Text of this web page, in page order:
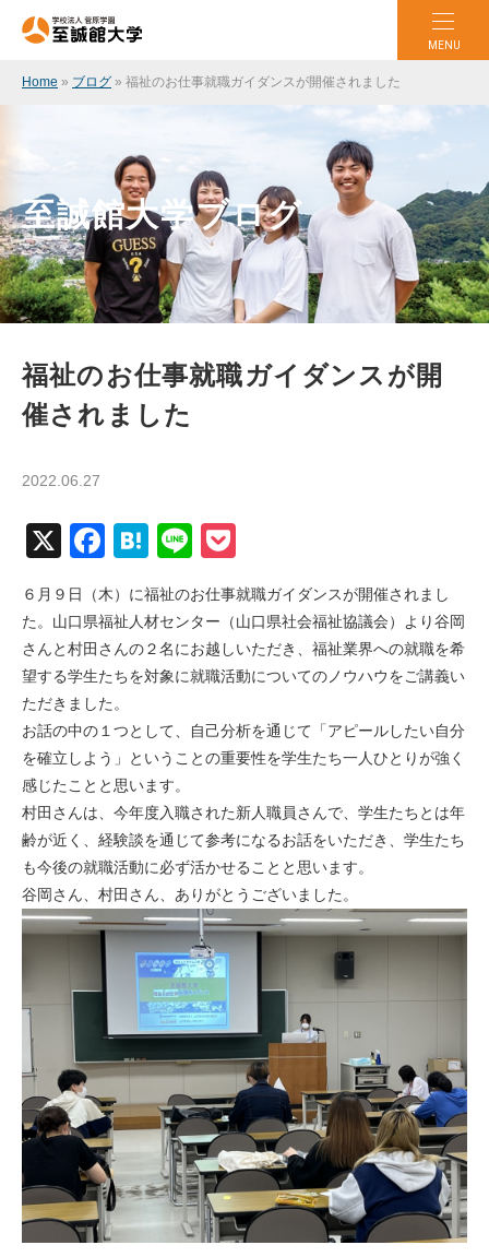
MENU
Home » ブログ » 福祉のお仕事就職ガイダンスが開催されました
至誠館大学ブログ
福祉のお仕事就職ガイダンスが開
催されました
2022.06.27
X Facebook
Hatena
Line
６月９日（木）に福祉のお仕事就職ガイダンスが開催されまし
た。山口県福祉人材センター（山口県社会福祉協議会）より谷岡
さんと村田さんの２名にお越しいただき、福祉業界への就職を希
望する学生たちを対象に就職活動についてのノウハウをご講義い
ただきました。
お話の中の１つとして、自己分析を通じて「アピールしたい自分
を確立しよう」ということの重要性を学生たち一人ひとりが強く
感じたことと思います。
村田さんは、今年度入職された新人職員さんで、学生たちとは年
齢が近く、経験談を通じて参考になるお話をいただき、学生たち
も今後の就職活動に必ず活かせることと思います。
谷岡さん、村田さん、ありがとうございました。